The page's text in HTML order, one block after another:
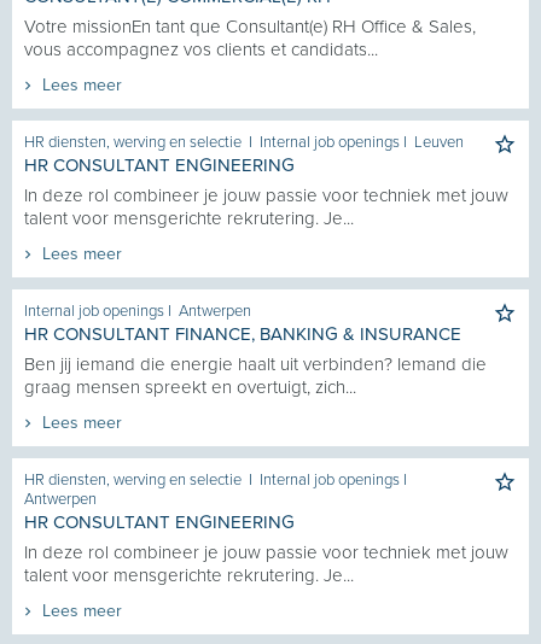
Votre missionEn tant que Consultant(e) RH Office & Sales,
vous accompagnez vos clients et candidats...
Lees meer
HR diensten, werving en selectie I Internal job openings I Leuven
HR CONSULTANT ENGINEERING
In deze rol combineer je jouw passie voor techniek met jouw
talent voor mensgerichte rekrutering. Je...
Lees meer
Internal job openings I Antwerpen
HR CONSULTANT FINANCE, BANKING & INSURANCE
Ben jij iemand die energie haalt uit verbinden? Iemand die
graag mensen spreekt en overtuigt, zich...
Lees meer
HR diensten, werving en selectie I Internal job openings I
Antwerpen
HR CONSULTANT ENGINEERING
In deze rol combineer je jouw passie voor techniek met jouw
talent voor mensgerichte rekrutering. Je...
Lees meer